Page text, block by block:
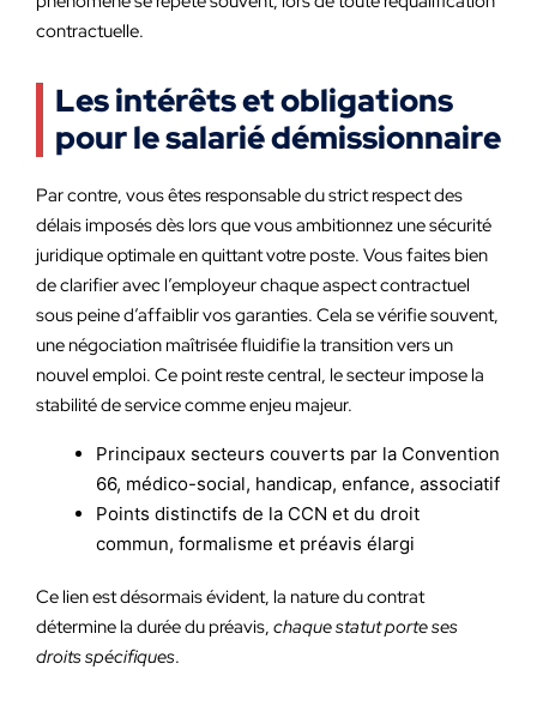
contractuelle.
Les intérêts et obligations
pour le salarié démissionnaire
Par contre, vous êtes responsable du strict respect des
délais imposés dès lors que vous ambitionnez une sécurité
juridique optimale en quittant votre poste. Vous faites bien
de clarifier avec l’employeur chaque aspect contractuel
sous peine d’affaiblir vos garanties. Cela se vérifie souvent,
une négociation maîtrisée fluidifie la transition vers un
nouvel emploi. Ce point reste central, le secteur impose la
stabilité de service comme enjeu majeur.
Principaux secteurs couverts par la Convention
66, médico-social, handicap, enfance, associatif
Points distinctifs de la CCN et du droit
commun, formalisme et préavis élargi
Ce lien est désormais évident, la nature du contrat
détermine la durée du préavis, chaque statut porte ses
droits spécifiques.